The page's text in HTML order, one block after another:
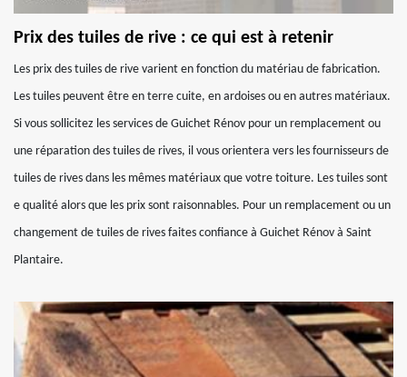
Prix des tuiles de rive : ce qui est à retenir
Les prix des tuiles de rive varient en fonction du matériau de fabrication.
Les tuiles peuvent être en terre cuite, en ardoises ou en autres matériaux.
Si vous sollicitez les services de Guichet Rénov pour un remplacement ou
une réparation des tuiles de rives, il vous orientera vers les fournisseurs de
tuiles de rives dans les mêmes matériaux que votre toiture. Les tuiles sont
e qualité alors que les prix sont raisonnables. Pour un remplacement ou un
changement de tuiles de rives faites confiance à Guichet Rénov à Saint
Plantaire.